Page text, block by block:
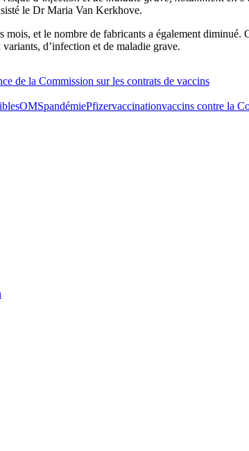
le Dr Maria Van Kerkhove.
et le nombre de fabricants a également
d’infection et de maladie grave.
de la Commission sur les contrats de vaccins
OMSpandémiePfizervaccinationvaccins contre la